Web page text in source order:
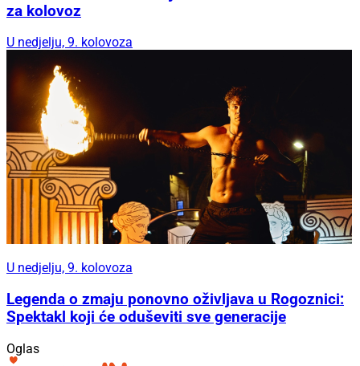
Besplatne radionice za djecu
Rastimo uz STEM: Provjerite kalendar aktivnosti
za kolovoz
U nedjelju, 9. kolovoza